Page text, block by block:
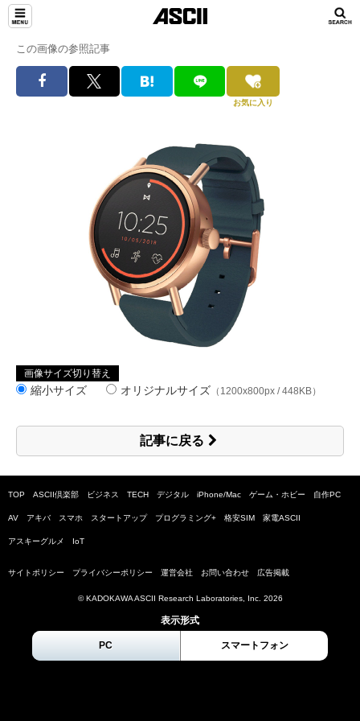
この画像の参照記事
お気に入り
画像サイズ切り替え
縮小サイズ オリジナルサイズ （1200x800px / 448KB）
記事に戻る
TOP ASCII倶楽部 ビジネス TECH デジタル iPhone/Mac ゲーム・ホビー 自作PC
AV アキバ スマホ スタートアップ プログラミング+ 格安SIM 家電ASCII
アスキーグルメ IoT
サイトポリシー プライバシーポリシー 運営会社 お問い合わせ 広告掲載
© KADOKAWA ASCII Research Laboratories, Inc. 2026
表示形式
PC スマートフォン